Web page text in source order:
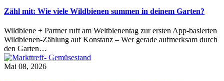
Zähl mit: Wie viele Wildbienen summen in deinem Garten?
Wildbiene + Partner ruft am Weltbienentag zur ersten App-basierten
Wildbienen-Zählung auf Konstanz – Wer gerade aufmerksam durch
den Garten…
Mai 08, 2026